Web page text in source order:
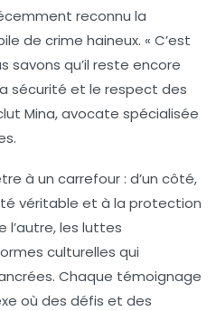
reconnu la
de crime haineux. « C’est
savons qu’il reste encore
sécurité et le respect des
Mina, avocate spécialisée
à un carrefour : d’un côté,
véritable et à la protection
l’autre, les luttes
culturelles qui
Chaque témoignage
où des défis et des